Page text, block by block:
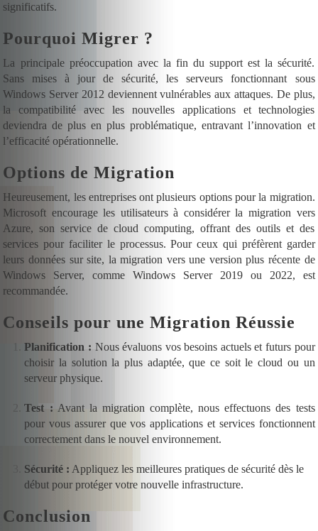
significatifs.
Pourquoi Migrer ?
La principale préoccupation avec la fin du support est la sécurité.
Sans mises à jour de sécurité, les serveurs fonctionnant sous
Windows Server 2012 deviennent vulnérables aux attaques. De plus,
la compatibilité avec les nouvelles applications et technologies
deviendra de plus en plus problématique, entravant l’innovation et
l’efficacité opérationnelle.
Options de Migration
Heureusement, les entreprises ont plusieurs options pour la migration.
Microsoft encourage les utilisateurs à considérer la migration vers
Azure, son service de cloud computing, offrant des outils et des
services pour faciliter le processus. Pour ceux qui préfèrent garder
leurs données sur site, la migration vers une version plus récente de
Windows Server, comme Windows Server 2019 ou 2022, est
recommandée.
Conseils pour une Migration Réussie
Planification : Nous évaluons vos besoins actuels et futurs pour
choisir la solution la plus adaptée, que ce soit le cloud ou un
serveur physique.
Test : Avant la migration complète, nous effectuons des tests
pour vous assurer que vos applications et services fonctionnent
correctement dans le nouvel environnement.
Sécurité : Appliquez les meilleures pratiques de sécurité dès le
début pour protéger votre nouvelle infrastructure.
Conclusion